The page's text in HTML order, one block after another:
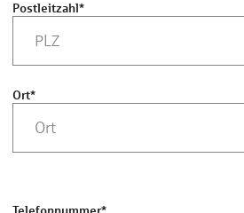
Postleitzahl*
Ort*
Telefonnummer*